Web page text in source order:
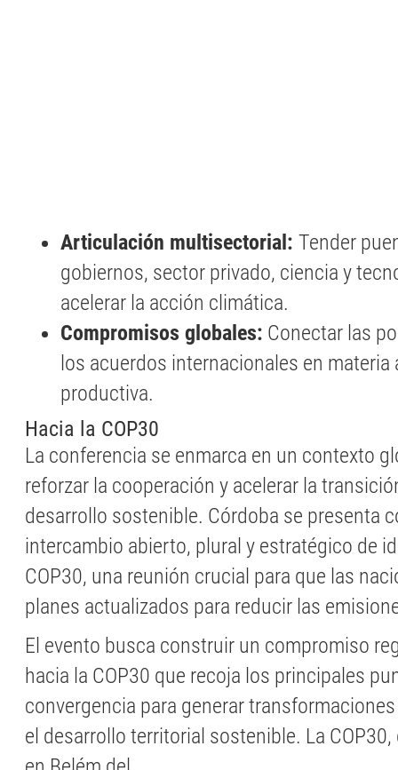
Articulación multisectorial:Tender
gobiernos, sector privado, ciencia y
acelerar la acción climática.
Compromisos globales: Conectar las
los acuerdos internacionales en materia
productiva.
Hacia la COP30
La conferencia se enmarca en un contexto
reforzar la cooperación y acelerar la
desarrollo sostenible. Córdoba se presenta
intercambio abierto, plural y estratégico de
COP30, una reunión crucial para que las
planes actualizados para reducir las
El evento busca construir un compromiso
hacia la COP30 que recoja los principales
convergencia para generar
el desarrollo territorial sostenible. La